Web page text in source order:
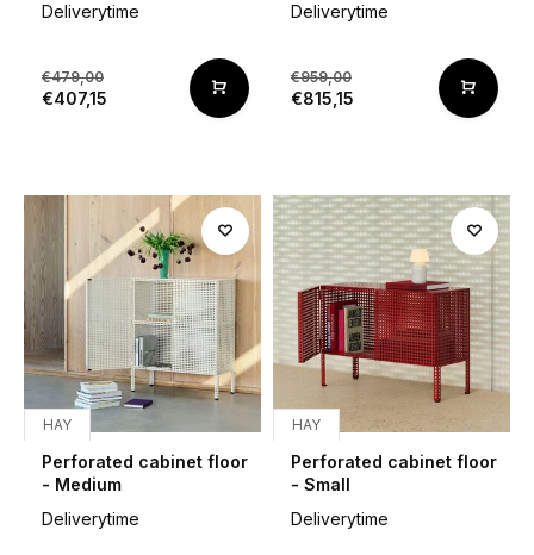
Deliverytime
€479,00
€407,15
Deliverytime
€959,00
€815,15
HAY
Perforated cabinet floor
- Medium
Deliverytime
HAY
Perforated cabinet floor
- Small
Deliverytime